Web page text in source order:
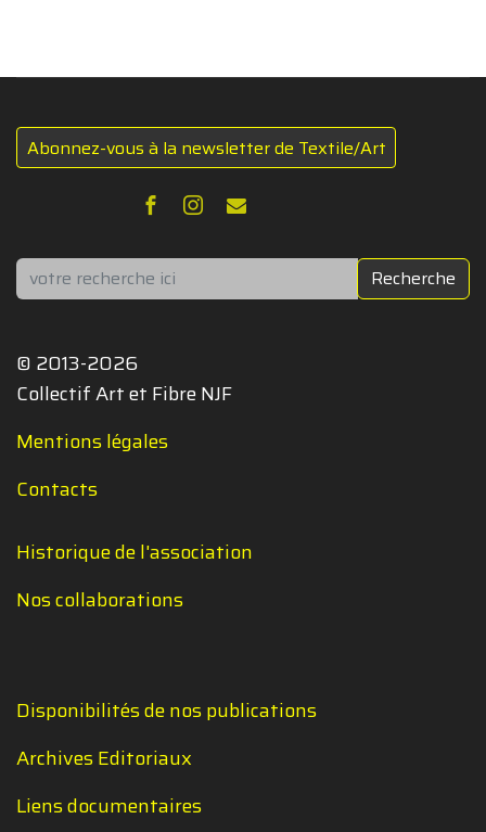
Abonnez-vous à la newsletter de Textile/Art
Rechercher Recherche
© 2013-2026
Collectif Art et Fibre NJF
Mentions légales
Contacts
Historique de l'association
Nos collaborations
Disponibilités de nos publications
Archives Editoriaux
Liens documentaires